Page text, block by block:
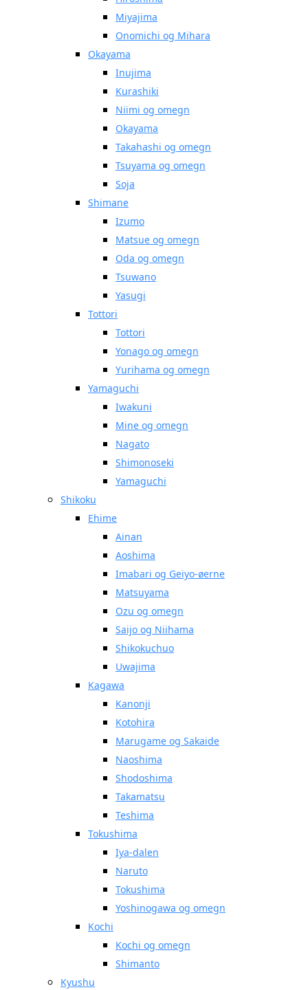
Miyajima
Onomichi og Mihara
Okayama
Inujima
Kurashiki
Niimi og omegn
Okayama
Takahashi og omegn
Tsuyama og omegn
Soja
Shimane
Izumo
Matsue og omegn
Oda og omegn
Tsuwano
Yasugi
Tottori
Tottori
Yonago og omegn
Yurihama og omegn
Yamaguchi
Iwakuni
Mine og omegn
Nagato
Shimonoseki
Yamaguchi
Shikoku
Ehime
Ainan
Aoshima
Imabari og Geiyo-øerne
Matsuyama
Ozu og omegn
Saijo og Niihama
Shikokuchuo
Uwajima
Kagawa
Kanonji
Kotohira
Marugame og Sakaide
Naoshima
Shodoshima
Takamatsu
Teshima
Tokushima
Iya-dalen
Naruto
Tokushima
Yoshinogawa og omegn
Kochi
Kochi og omegn
Shimanto
Kyushu